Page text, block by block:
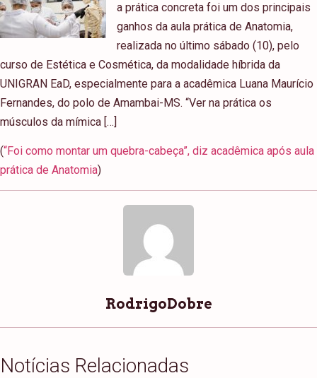
a prática concreta foi um dos principais
ganhos da aula prática de Anatomia,
realizada no último sábado (10), pelo
curso de Estética e Cosmética, da modalidade híbrida da
UNIGRAN EaD, especialmente para a acadêmica Luana Maurício
Fernandes, do polo de Amambai-MS. “Ver na prática os
músculos da mímica […]
(“Foi como montar um quebra-cabeça”, diz acadêmica após aula
prática de Anatomia)
RodrigoDobre
Notícias Relacionadas